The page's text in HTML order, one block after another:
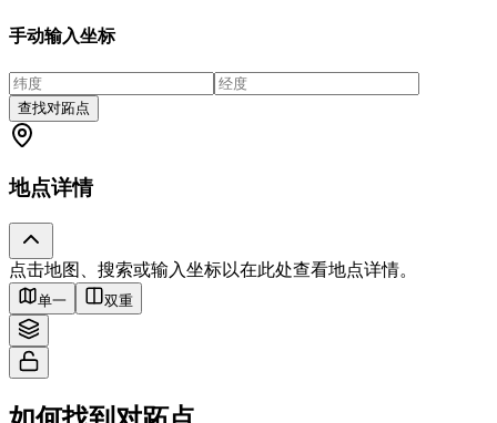
手动输入坐标
查找对跖点
地点详情
点击地图、搜索或输入坐标以在此处查看地点详情。
Tiles © Esri — Source: Esri, i-cubed, USDA, USGS, AEX, GeoEye,
Getmapping, Aerogrid, IGN, IGP, UPR-EGP, and the GIS User Community
单一 双重